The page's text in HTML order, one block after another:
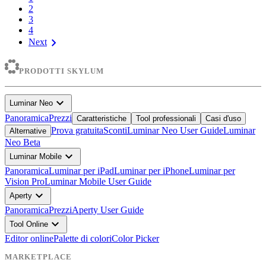
2
3
4
Nextchevron_right
PRODOTTI SKYLUM
Luminar Neo expand_more
PanoramicaPrezzi Caratteristiche Tool professionali
Casi d'uso
Alternative Prova gratuitaScontiLuminar Neo User GuideLuminar
Neo Beta
Luminar Mobile expand_more
PanoramicaLuminar per iPadLuminar per iPhoneLuminar per
Vision ProLuminar Mobile User Guide
Aperty expand_more
PanoramicaPrezziAperty User Guide
Tool Online expand_more
Editor onlinePalette di coloriColor Picker
MARKETPLACE